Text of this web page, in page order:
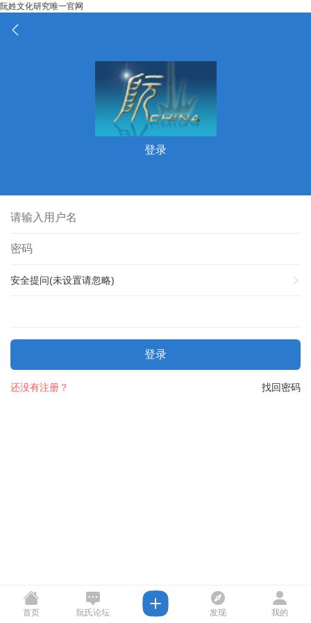
阮姓文化研究唯一官网
登录
安全提问(未设置请忽略)
登录
找回密码
还没有注册？
首页 阮氏论坛 发现 我的